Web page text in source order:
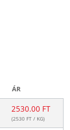
ÁR
2530.00 FT
(2530 FT / KG)